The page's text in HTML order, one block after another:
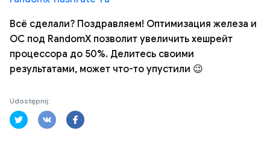
Всё сделали? Поздравляем! Оптимизация железа и
ОС под RandomX позволит увеличить хешрейт
процессора до 50%. Делитесь своими
результатами, может что-то упустили 😉
Udostępnij: